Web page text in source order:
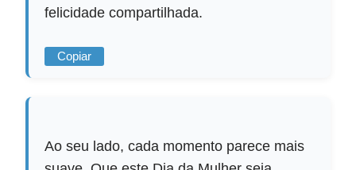
felicidade compartilhada.
Copiar
Ao seu lado, cada momento parece mais